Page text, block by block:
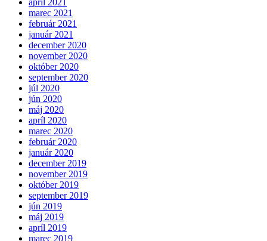
marec 2021
február 2021
január 2021
december 2020
november 2020
október 2020
september 2020
júl 2020
jún 2020
máj 2020
apríl 2020
marec 2020
február 2020
január 2020
december 2019
november 2019
október 2019
september 2019
jún 2019
máj 2019
apríl 2019
marec 2019